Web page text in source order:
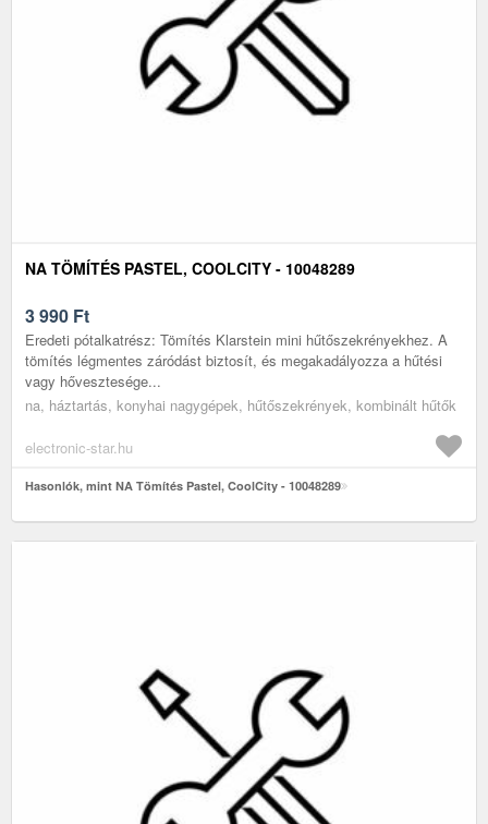
NA TÖMÍTÉS PASTEL, COOLCITY - 10048289
3 990 Ft
Eredeti pótalkatrész: Tömítés Klarstein mini hűtőszekrényekhez. A
tömítés légmentes záródást biztosít, és megakadályozza a hűtési
vagy hővesztesége...
na, háztartás, konyhai nagygépek, hűtőszekrények, kombinált hűtők
electronic-star.hu
Hasonlók, mint NA Tömítés Pastel, CoolCity - 10048289